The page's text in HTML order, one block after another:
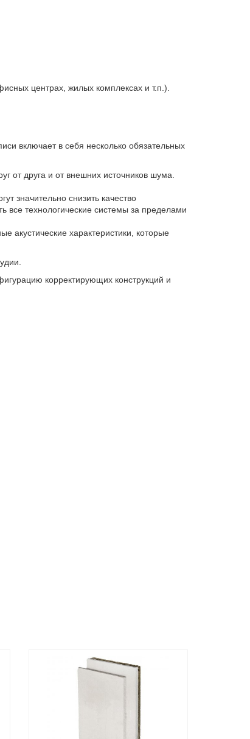
центрах, жилых комплексах и т.п.).
включает в себя несколько обязательных
от друга и от внешних источников шума.
значительно снизить качество
все технологические системы за пределами
акустические характеристики, которые
корректирующих конструкций и